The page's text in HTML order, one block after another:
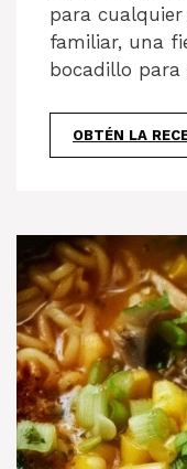
para cualquier
familiar, una
bocadillo
OBTÉN LA